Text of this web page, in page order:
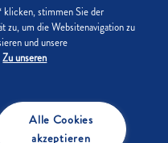
klicken, stimmen Sie der
zu, um die Websitenavigation zu
und unsere
Zu unseren
Alle Cookies
akzeptieren